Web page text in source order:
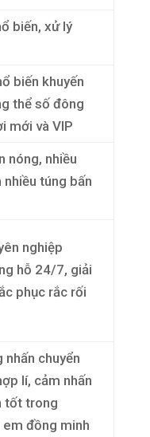
biến, xử lý
biến khuyến
thể số đông
mới và VIP
nóng, nhiều
nhiều túng bấn
nghiệp
hỗ 24/7, giải
phục rắc rối
chuyển
lí, cảm nhấn
tốt trong
em đồng minh